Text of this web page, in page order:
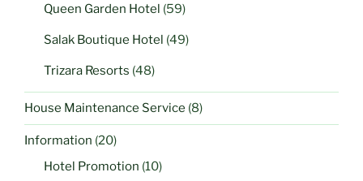
Queen Garden Hotel (59)
Salak Boutique Hotel (49)
Trizara Resorts (48)
House Maintenance Service (8)
Information (20)
Hotel Promotion (10)